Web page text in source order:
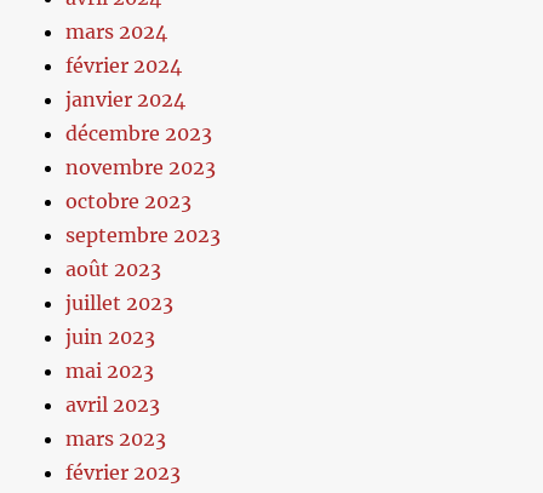
mars 2024
février 2024
janvier 2024
décembre 2023
novembre 2023
octobre 2023
septembre 2023
août 2023
juillet 2023
juin 2023
mai 2023
avril 2023
mars 2023
février 2023